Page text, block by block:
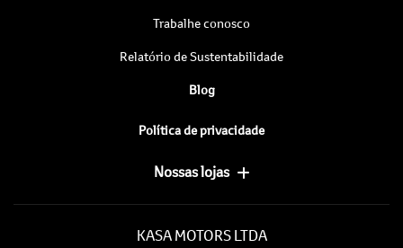
Trabalhe conosco
Relatório de Sustentabilidade
Blog
Política de privacidade
Nossas lojas
KASA MOTORS LTDA